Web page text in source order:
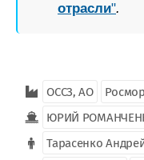
отрасли".
ОССЗ, АО
ЮРИЙ
Тарасенко